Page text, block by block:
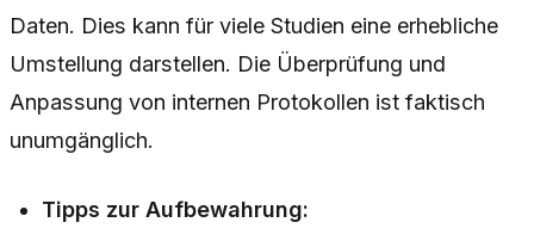
Daten. Dies kann für viele Studien eine erhebliche
Umstellung darstellen. Die Überprüfung und
Anpassung von internen Protokollen ist faktisch
unumgänglich.
Tipps zur Aufbewahrung: